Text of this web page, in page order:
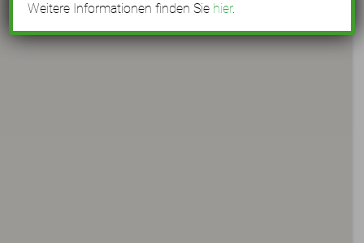
Weitere Informationen finden Sie hier.